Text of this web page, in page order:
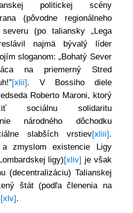
politickej scény
(pôvodne regionálneho
(po taliansky „Lega
najmä bývalý líder
sloganom: „Bohatý Sever
na priemerný Stred
[xlii]. V Bossiho diele
Roberto Maroni, ktorý
sociálnu solidaritu
národného dôchodku
slabších vrstiev[xliii].
zmyslom existencie Ligy
ligy)[xliv] je však
(decentralizáciu) Talianskej
štát (podľa členenia na
[xlv].